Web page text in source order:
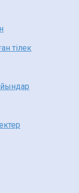
тілек